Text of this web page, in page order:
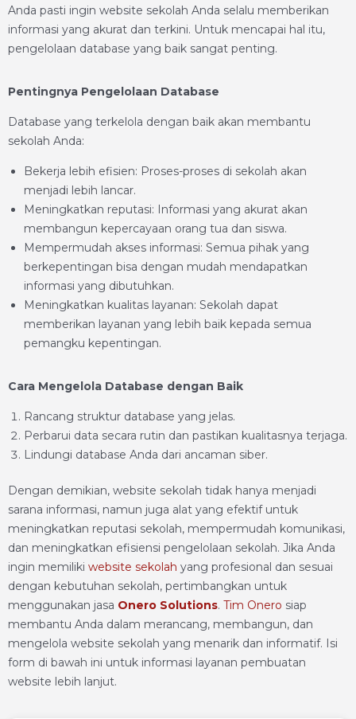
Anda pasti ingin website sekolah Anda selalu memberikan
informasi yang akurat dan terkini. Untuk mencapai hal itu,
pengelolaan database yang baik sangat penting.
Pentingnya Pengelolaan Database
Database yang terkelola dengan baik akan membantu
sekolah Anda:
Bekerja lebih efisien: Proses-proses di sekolah akan
menjadi lebih lancar.
Meningkatkan reputasi: Informasi yang akurat akan
membangun kepercayaan orang tua dan siswa.
Mempermudah akses informasi: Semua pihak yang
berkepentingan bisa dengan mudah mendapatkan
informasi yang dibutuhkan.
Meningkatkan kualitas layanan: Sekolah dapat
memberikan layanan yang lebih baik kepada semua
pemangku kepentingan.
Cara Mengelola Database dengan Baik
Rancang struktur database yang jelas.
Perbarui data secara rutin dan pastikan kualitasnya terjaga.
Lindungi database Anda dari ancaman siber.
Dengan demikian, website sekolah tidak hanya menjadi
sarana informasi, namun juga alat yang efektif untuk
meningkatkan reputasi sekolah, mempermudah komunikasi,
dan meningkatkan efisiensi pengelolaan sekolah. Jika Anda
ingin memiliki website sekolah yang profesional dan sesuai
dengan kebutuhan sekolah, pertimbangkan untuk
menggunakan jasa Onero Solutions. Tim Onero siap
membantu Anda dalam merancang, membangun, dan
mengelola website sekolah yang menarik dan informatif. Isi
form di bawah ini untuk informasi layanan pembuatan
website lebih lanjut.